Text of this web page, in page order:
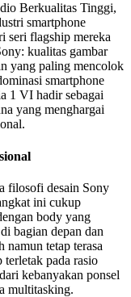
Berkualitas Tinggi,
smartphone
seri flagship mereka
kualitas gambar
yang paling mencolok
smartphone
1 VI hadir sebagai
yang menghargai
filosofi desain Sony
ini cukup
body yang
bagian depan dan
tetap terasa
pada rasio
kebanyakan ponsel
multitasking.